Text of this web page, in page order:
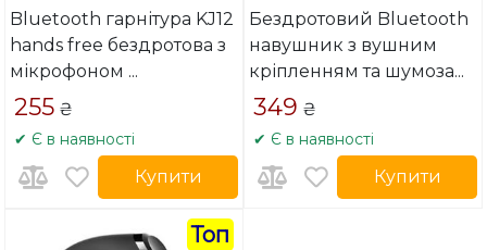
Bluetooth гарнітура KJ12
hands free бездротова з
мікрофоном ...
255 ₴
✔ Є в наявності
Купити
Бездротовий Bluetooth
навушник з вушним
кріпленням та шумоза...
349 ₴
✔ Є в наявності
Купити
Топ